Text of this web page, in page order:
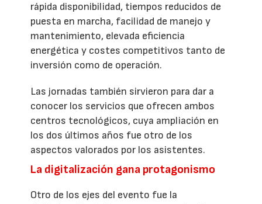
rápida disponibilidad, tiempos reducidos de
puesta en marcha, facilidad de manejo y
mantenimiento, elevada eficiencia
energética y costes competitivos tanto de
inversión como de operación.
Las jornadas también sirvieron para dar a
conocer los servicios que ofrecen ambos
centros tecnológicos, cuya ampliación en
los dos últimos años fue otro de los
aspectos valorados por los asistentes.
La digitalización gana protagonismo
Otro de los ejes del evento fue la